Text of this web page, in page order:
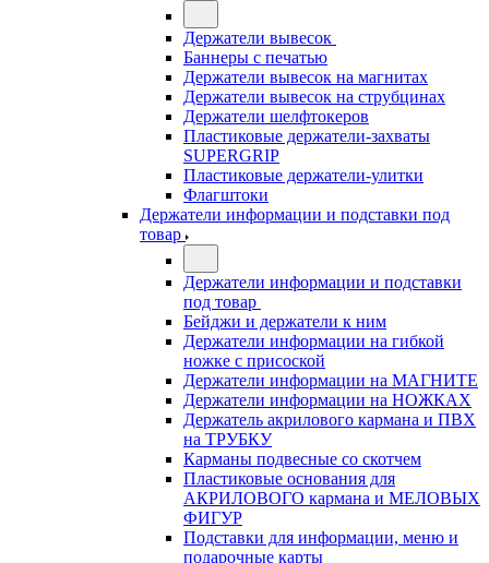
Держатели вывесок
Баннеры с печатью
Держатели вывесок на магнитах
Держатели вывесок на струбцинах
Держатели шелфтокеров
Пластиковые держатели-захваты
SUPERGRIP
Пластиковые держатели-улитки
Флагштоки
Держатели информации и подставки под
товар
Держатели информации и подставки
под товар
Бейджи и держатели к ним
Держатели информации на гибкой
ножке с присоской
Держатели информации на МАГНИТЕ
Держатели информации на НОЖКАХ
Держатель акрилового кармана и ПВХ
на ТРУБКУ
Карманы подвесные со скотчем
Пластиковые основания для
АКРИЛОВОГО кармана и МЕЛОВЫХ
ФИГУР
Подставки для информации, меню и
подарочные карты